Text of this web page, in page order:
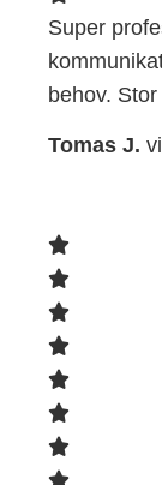
Super
behov.
Tomas J.